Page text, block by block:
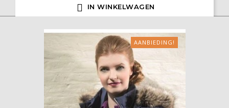
 IN WINKELWAGEN
AANBIEDING!